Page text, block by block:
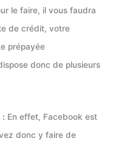
le faire, il vous faudra
de crédit, votre
prépayée
donc de plusieurs
: En effet, Facebook est
donc y faire de